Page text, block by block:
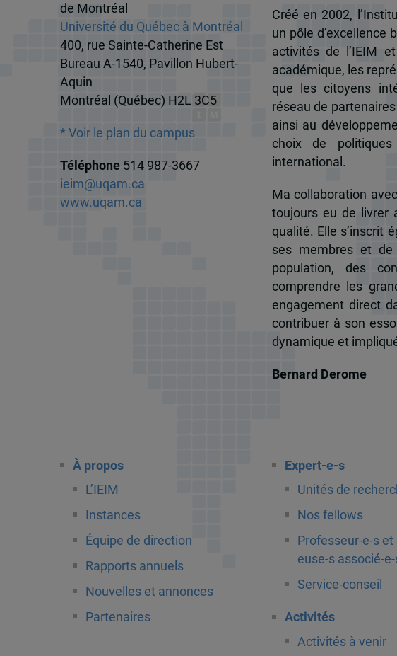
de Montréal
Université du Québec à Montréal
400, rue Sainte-Catherine Est
Bureau A-1540, Pavillon Hubert-
Aquin
Montréal (Québec) H2L 3C5
* Voir le plan du campus
Téléphone 514 987-3667
ieim@uqam.ca
www.uqam.ca
Créé en 2002,
un pôle d’excellence
activités de l’IEIM
académique, les
que les citoyens
réseau de
ainsi au
choix de
international.
Ma collaboration
toujours eu de livrer
qualité. Elle s’inscrit
ses membres et
population, des
comprendre les
engagement direct
contribuer à son
dynamique et
Bernard Derome
À propos
L’IEIM
Instances
Équipe de direction
Rapports annuels
Nouvelles et annonces
Partenaires
Expert-e-s
Unités de
Nos fellows
Professeur-e-s
euse-s associé-
Service-conseil
Activités
Activités à venir